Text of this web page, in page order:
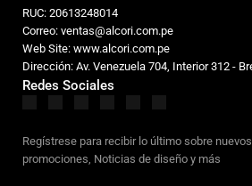
RUC: 20613248014
Correo: ventas@alcori.com.pe
Web Site: www.alcori.com.pe
Dirección: Av. Venezuela 704, Interior 312 -
Redes Sociales
Regístrese para recibir lo último sobre
promociones, Noticias de diseño y más